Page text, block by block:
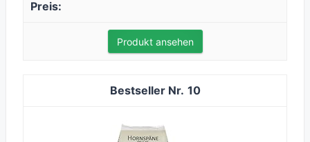
Produkt ansehen
10